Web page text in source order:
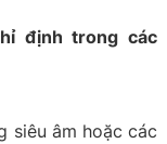
định trong các
siêu âm hoặc các